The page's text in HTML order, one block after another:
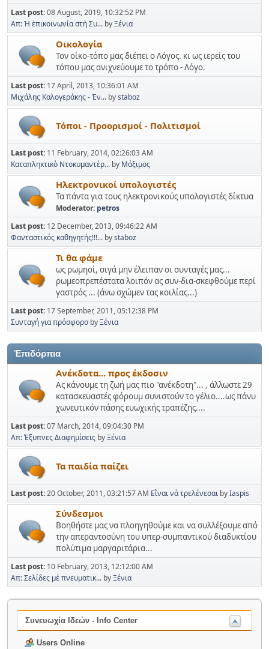
Last post:08 August, 2019, 10:32:52 PM
Απ: Ἡ ἐπικοινωνία στὴ Συ... byΞένια
Οικολογία
Τον οίκο-τόπο μας διέπει ο Λόγος. κι ως ιερείς του
τόπου μας ανιχνεύουμε το τρόπο - Λόγο.
Last post: 17 April, 2013, 10:36:01 AM
Μιχάλης Καλογεράκης - Έν... bystaboz
Tόποι - Προορισμοί - Πολιτισμοί
Last post: 11 February, 2014, 02:26:03 AM
Καταπληκτικὸ Ντοκυμαντὲρ... by Μάξιμος
Ηλεκτρονικοί υπολογιστές
Τα πάντα για τους ηλεκτρονικούς υπολογιστές δίκτυα
Moderator: petros
Last post: 12 December, 2013, 09:46:22 AM
Φανταστικός καθηγητής!!!... bystaboz
Τι θα φάμε
ως ρωμηοί, σιγά μην έλειπαν οι συνταγές μας...
ρωμεοπρεπέστατα λοιπόν ας συν-δια-σκεφθούμε περί
γαστρός ... (άνω σχώμεν τας κοιλίας...)
Last post: 17 September, 2011, 05:12:38 PM
Συνταγή για πρόσφορο byΞένια
Ἐπιδόρπια
Ανέκδοτα... προς έκδοσιν
Ας κάνουμε τη ζωή μας πιο "ανέκδοτη"... , άλλωστε 29
κατασκευαστές φόρουμ συνιστούν το γέλιο....ως πάνυ
χωνευτικόν πάσης ευωχικής τραπέζης....
Last post:07 March, 2014, 09:04:30 PM
Απ: Έξυπνες Διαφημίσεις byΞένια
Τα παιδία παίζει
Last post:20 October, 2011, 03:21:57 AM Εἶναι νὰ τρελένεσαι byIaspis
Σύνδεσμοι
Βοηθήστε μας να πλοηγηθούμε και να συλλέξουμε από
την απεραντοσύνη του υπερ-συμπαντικού διαδυκτίου
πολύτιμα μαργαριτάρια...
Last post: 10 February, 2013, 12:12:00 AM
Απ: Σελίδες μέ πνευματικ... byΞένια
Συνευωχία Ιδεών - Info Center
Users Online